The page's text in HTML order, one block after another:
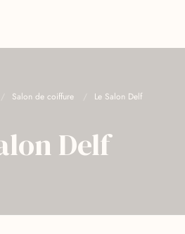
Salon de coiffure Le Salon Delf
Delf